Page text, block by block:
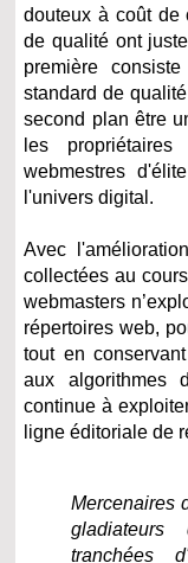
douteux à coût de
de qualité ont
première
standard de
second plan être
les
webmestres
l'univers digital.
Avec
collectées au
webmasters
répertoires web,
tout en
aux algorithmes
continue à
ligne éditoriale de
Mercenaires
tranchées